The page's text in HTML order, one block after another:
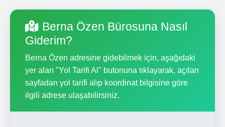
Berna Özen Bürosuna Nasıl
Giderim?
Berna Özen adresine gidebilmek için, aşağıdaki
yer alan "Yol Tarifi Al" butonuna tıklayarak, açılan
sayfadan yol tarifi alıp koordinat bilgisine göre
ilgili adrese ulaşabilirsiniz.